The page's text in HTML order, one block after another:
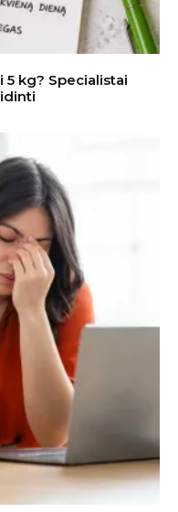
5 kg? Specialistai